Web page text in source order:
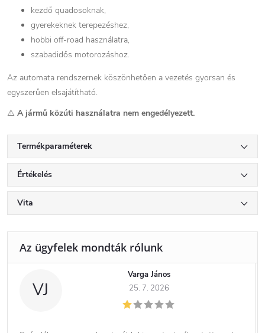
kezdő quadosoknak,
gyerekeknek terepezéshez,
hobbi off-road használatra,
szabadidős motorozáshoz.
Az automata rendszernek köszönhetően a vezetés gyorsan és
egyszerűen elsajátítható.
⚠️ A jármű közúti használatra nem engedélyezett.
Termékparaméterek
Értékelés
Vita
VJ
Varga János
25. 7. 2026